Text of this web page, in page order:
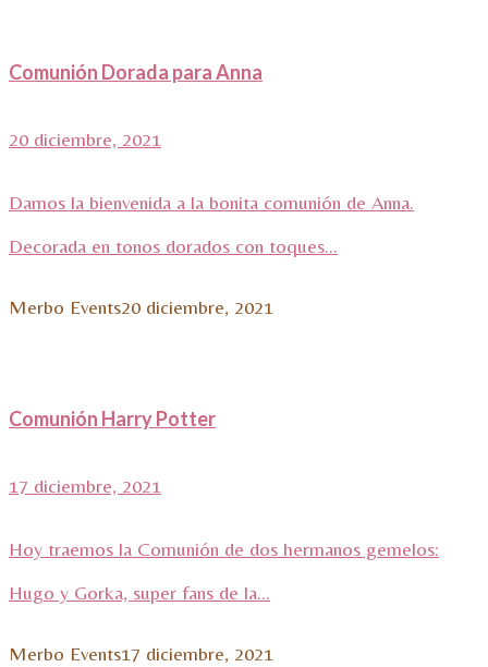
Comunión Dorada para Anna
20 diciembre, 2021
Damos la bienvenida a la bonita comunión de Anna.
Decorada en tonos dorados con toques...
Merbo Events20 diciembre, 2021
Comunión Harry Potter
17 diciembre, 2021
Hoy traemos la Comunión de dos hermanos gemelos:
Hugo y Gorka, super fans de la...
Merbo Events17 diciembre, 2021